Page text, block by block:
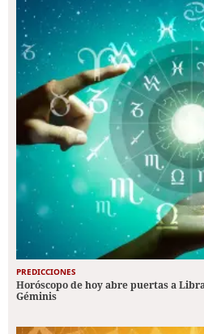
PREDICCIONES
Horóscopo de hoy abre puertas a
Géminis